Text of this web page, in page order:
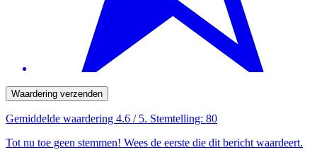
Waardering verzenden
Gemiddelde waardering 4.6 / 5. Stemtelling: 80
Tot nu toe geen stemmen! Wees de eerste die dit bericht waardeert.